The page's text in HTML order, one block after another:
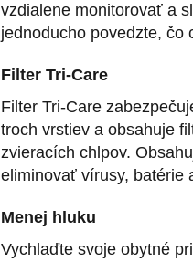
vzdialene monitorovať a
jednoducho povedzte, čo
Filter Tri-Care
Filter Tri-Care
troch vrstiev a obsahuje
zvieracích chlpov.
eliminovať vírusy, batérie
Menej hluku
Vychlaďte svoje obytné